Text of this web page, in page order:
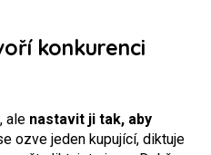
konkurenci
ale nastavit ji tak, aby
ozve jeden kupující, diktuje